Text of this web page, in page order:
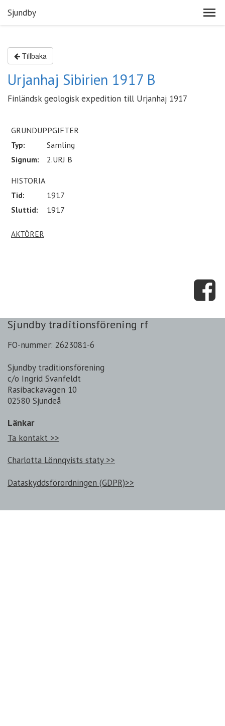
Sjundby
Tillbaka
Urjanhaj Sibirien 1917 B
Finländsk geologisk expedition till Urjanhaj 1917
GRUNDUPPGIFTER
Typ:
Samling
Signum:
2.URJ B
HISTORIA
Tid:
1917
Sluttid:
1917
AKTÖRER
Sjundby traditionsförening rf
FO-nummer: 2623081-6
Sjundby traditionsförening
c/o Ingrid Svanfeldt
Rasibackavägen 10
02580 Sjundeå
Länkar
Ta kontakt >>
Charlotta Lönnqvists staty >>
Dataskyddsförordningen (GDPR)>>